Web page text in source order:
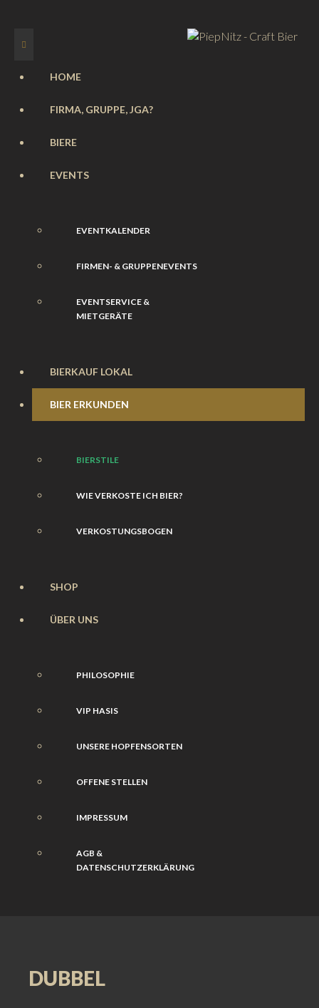
HOME
FIRMA, GRUPPE, JGA?
BIERE
EVENTS
EVENTKALENDER
FIRMEN- & GRUPPENEVENTS
EVENTSERVICE &
MIETGERÄTE
BIERKAUF LOKAL
BIER ERKUNDEN
BIERSTILE
WIE VERKOSTE ICH BIER?
VERKOSTUNGSBOGEN
SHOP
ÜBER UNS
PHILOSOPHIE
VIP HASIS
UNSERE HOPFENSORTEN
OFFENE STELLEN
IMPRESSUM
AGB &
DATENSCHUTZERKLÄRUNG
DUBBEL